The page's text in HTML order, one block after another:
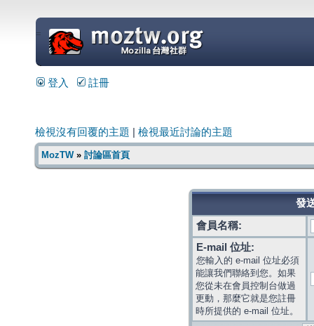
=
登入 註冊
檢視沒有回覆的主題 檢視最近討論的主題
MozTW» 討論區首頁
發
會員名稱:
E-mail 位址:
您輸入的 e-mail 位址必須
能讓我們聯絡到您。如果
您從未在會員控制台做過
更動，那麼它就是您註冊
時所提供的 e-mail 位址。